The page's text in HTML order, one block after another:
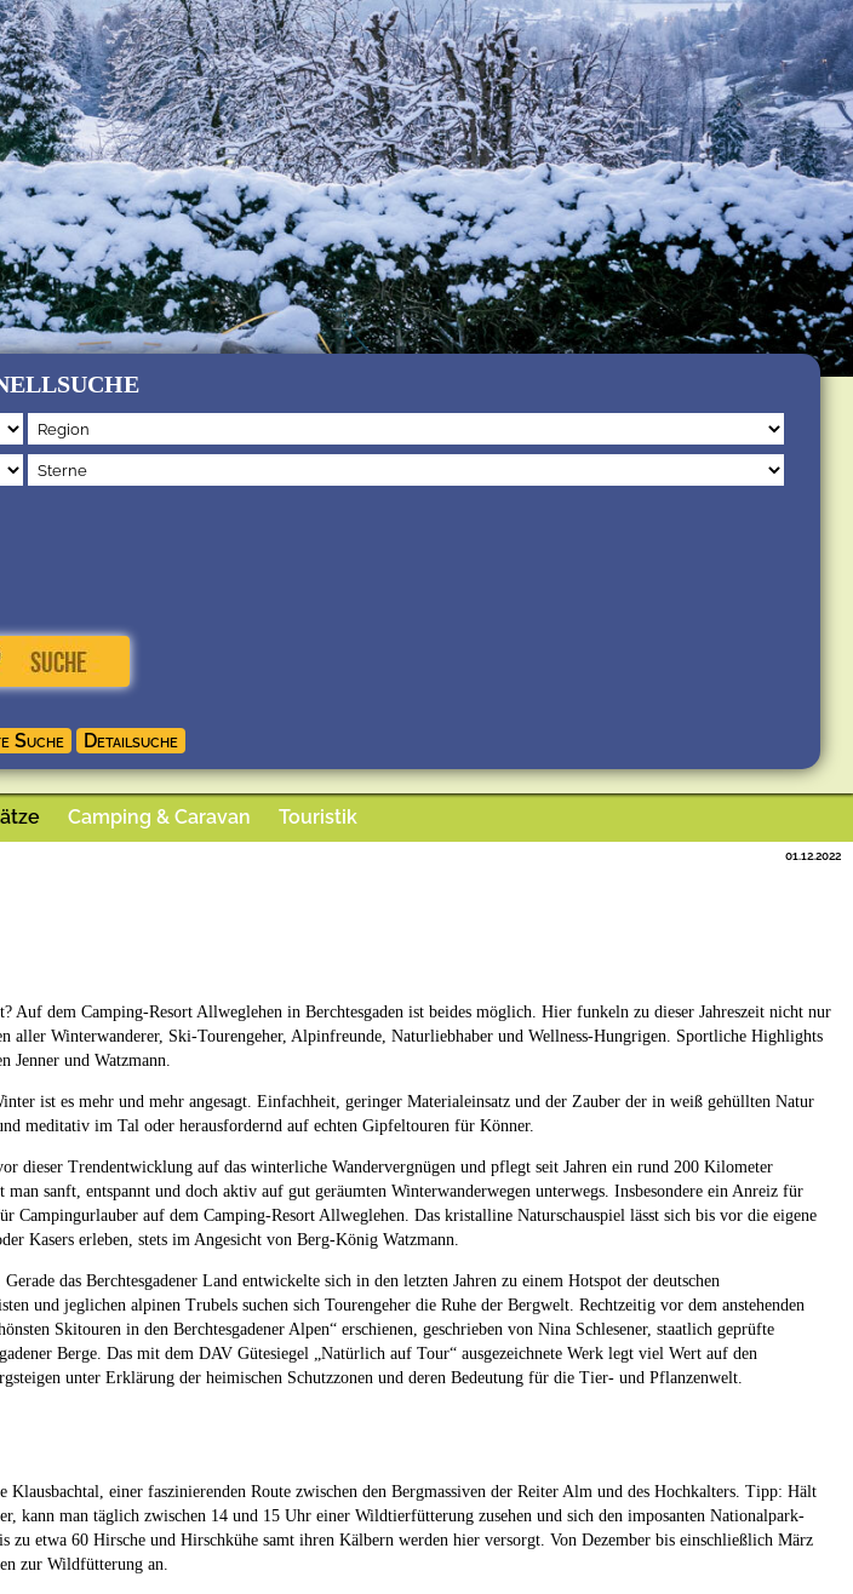
Camping & Caravan Touristik
01.12.2022
Auf dem Camping-Resort Allweglehen in Berchtesgaden ist beides möglich. Hier funkeln zu dieser Jahreszeit nicht nur
aller Winterwanderer, Ski-Tourengeher, Alpinfreunde, Naturliebhaber und Wellness-Hungrigen. Sportliche Highlights
Jenner und Watzmann.
ist es mehr und mehr angesagt. Einfachheit, geringer Materialeinsatz und der Zauber der in weiß gehüllten Natur
meditativ im Tal oder herausfordernd auf echten Gipfeltouren für Könner.
dieser Trendentwicklung auf das winterliche Wandervergnügen und pflegt seit Jahren ein rund 200 Kilometer
sanft, entspannt und doch aktiv auf gut geräumten Winterwanderwegen unterwegs. Insbesondere ein Anreiz für
Campingurlauber auf dem Camping-Resort Allweglehen. Das kristalline Naturschauspiel lässt sich bis vor die eigene
Kasers erleben, stets im Angesicht von Berg-König Watzmann.
das Berchtesgadener Land entwickelte sich in den letzten Jahren zu einem Hotspot der deutschen
und jeglichen alpinen Trubels suchen sich Tourengeher die Ruhe der Bergwelt. Rechtzeitig vor dem anstehenden
Skitouren in den Berchtesgadener Alpen“ erschienen, geschrieben von Nina Schlesener, staatlich geprüfte
Berge. Das mit dem DAV Gütesiegel „Natürlich auf Tour“ ausgezeichnete Werk legt viel Wert auf den
unter Erklärung der heimischen Schutzzonen und deren Bedeutung für die Tier- und Pflanzenwelt.
einer faszinierenden Route zwischen den Bergmassiven der Reiter Alm und des Hochkalters. Tipp: Hält
kann man täglich zwischen 14 und 15 Uhr einer Wildtierfütterung zusehen und sich den imposanten Nationalpark-
zu etwa 60 Hirsche und Hirschkühe samt ihren Kälbern werden hier versorgt. Von Dezember bis einschließlich März
zur Wildfütterung an.